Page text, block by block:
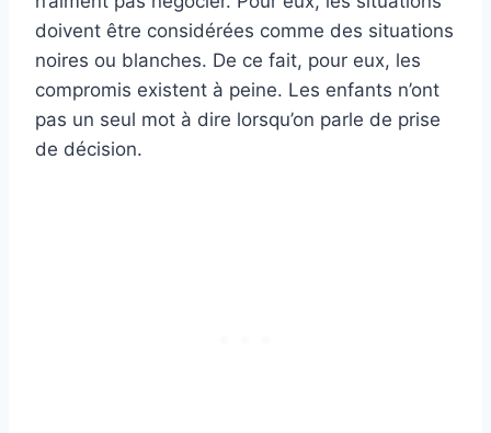
doivent être considérées comme des situations
noires ou blanches. De ce fait, pour eux, les
compromis existent à peine. Les enfants n’ont
pas un seul mot à dire lorsqu’on parle de prise
de décision.